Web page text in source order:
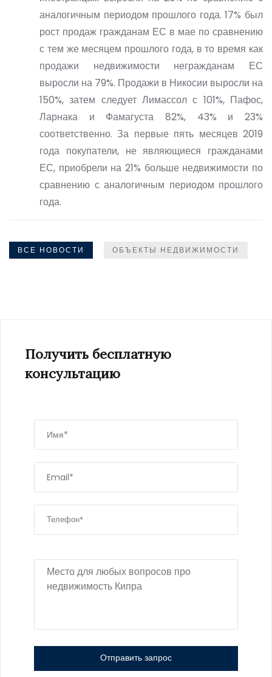
аналогичным периодом прошлого года. 17% был
рост продаж гражданам ЕС в мае по сравнению
с тем же месяцем прошлого года, в то время как
продажи недвижимости негражданам ЕС
выросли на 79%. Продажи в Никосии выросли на
150%, затем следует Лимассол с 101%, Пафос,
Ларнака и Фамагуста 82%, 43% и 23%
соответственно. За первые пять месяцев 2019
года покупатели, не являющиеся гражданами
ЕС, приобрели на 21% больше недвижимости по
сравнению с аналогичным периодом прошлого
года.
ВСЕ НОВОСТИ ОБЪЕКТЫ НЕДВИЖИМОСТИ
Получить бесплатную
консультацию
Отправить запрос